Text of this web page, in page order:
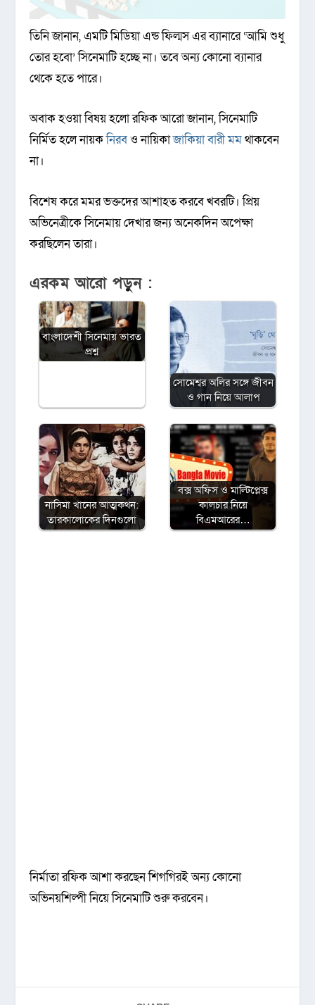
তিনি জানান, এম‌টি মি‌ডিয়া এন্ড ফিল্মস এর ব্যানা‌রে ‌‘আমি শুধু
তোর হ‌বো’ সি‌নেমা‌টি হচ্ছে না। তবে অন্য কোনো ব্যানার
থেকে হতে পারে।
অবাক হওয়া বিষয় হলো রফিক আরো জানান, সিনেমাটি
নির্মিত হলে নায়কনিরবও নায়িকাজাকিয়া বারী মমথাকবেন
না।
বিশেষ করে মমর ভক্তদের আশাহত করবে খবরটি। প্রিয়
অভিনেত্রীকে সিনেমায় দেখার জন্য অনেকদিন অপেক্ষা
করছিলেন তারা।
এরকম আরো পড়ুন :
বাংলাদেশী সিনেমায় ভারত
প্রশ্ন
সোমেশ্বর অলির সঙ্গে জীবন
ও গান নিয়ে আলাপ
নাসিমা খানের আত্মকথন:
তারকালোকের দিনগুলো
বক্স অফিস ও মাল্টিপ্লেক্স
কালচার নিয়ে
বিএমআরের…
নির্মাতা রফিক আশা করছেন শিগগিরই অন্য কোনো
অভিনয়শিল্পী নিয়ে সিনেমাটি শুরু করবেন।